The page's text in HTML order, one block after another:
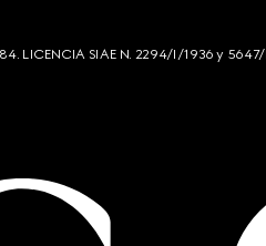
LICENCIA SIAE N. 2294/I/1936 y